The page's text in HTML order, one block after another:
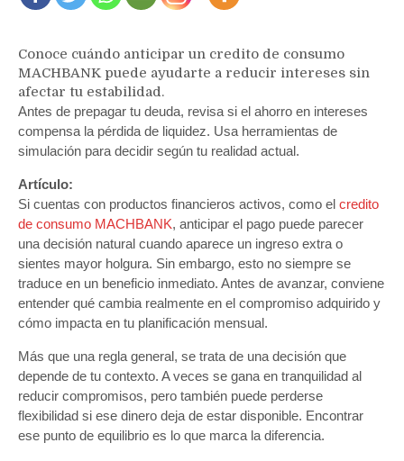
Conoce cuándo anticipar un credito de consumo
MACHBANK puede ayudarte a reducir intereses sin
afectar tu estabilidad.
Antes de prepagar tu deuda, revisa si el ahorro en intereses
compensa la pérdida de liquidez. Usa herramientas de
simulación para decidir según tu realidad actual.
Artículo:
Si cuentas con productos financieros activos, como el credito
de consumo MACHBANK, anticipar el pago puede parecer
una decisión natural cuando aparece un ingreso extra o
sientes mayor holgura. Sin embargo, esto no siempre se
traduce en un beneficio inmediato. Antes de avanzar, conviene
entender qué cambia realmente en el compromiso adquirido y
cómo impacta en tu planificación mensual.
Más que una regla general, se trata de una decisión que
depende de tu contexto. A veces se gana en tranquilidad al
reducir compromisos, pero también puede perderse
flexibilidad si ese dinero deja de estar disponible. Encontrar
ese punto de equilibrio es lo que marca la diferencia.